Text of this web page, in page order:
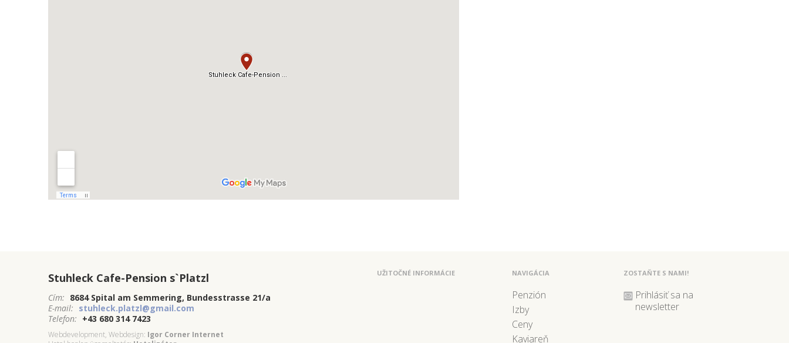
Stuhleck Cafe-Pension s`Platzl
Cím: 8684 Spital am Semmering, Bundesstrasse 21/a
E-mail: stuhleck.platzl@gmail.com
Telefon: +43 680 314 7423
Webdevelopment, Webdesign: Igor Corner Internet
UŽITOČNÉ INFORMÁCIE NAVIGÁCIA
Penzión
Izby
Ceny
Kaviareň
ZOSTAŇTE S NAMI!
Prihlásiť sa na
newsletter